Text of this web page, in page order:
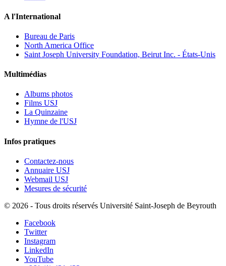
A l'International
Bureau de Paris
North America Office
Saint Joseph University Foundation, Beirut Inc. - États-Unis
Multimédias
Albums photos
Films USJ
La Quinzaine
Hymne de l'USJ
Infos pratiques
Contactez-nous
Annuaire USJ
Webmail USJ
Mesures de sécurité
© 2026 - Tous droits réservés Université Saint-Joseph de Beyrouth
Facebook
Twitter
Instagram
LinkedIn
YouTube